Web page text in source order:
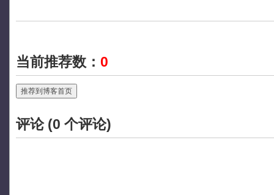
当前推荐数： 0
推荐到博客首页
评论 (0 个评论)